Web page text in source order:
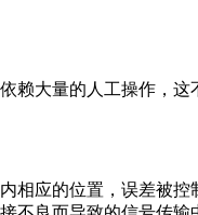
赖大量的人工操作，
相应的位置，误差被